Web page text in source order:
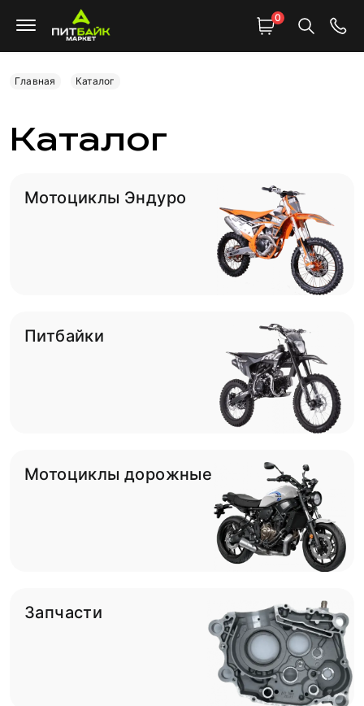
0
Главная Каталог
Каталог
Мотоциклы Эндуро
Питбайки
Мотоциклы дорожные
Запчасти